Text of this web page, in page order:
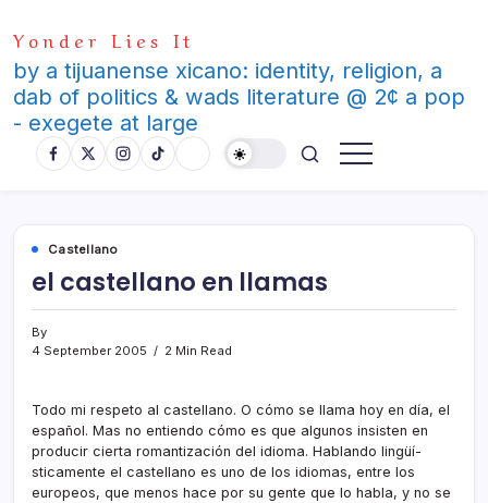
to
content
Yonder Lies It
by a tijuanense xicano: identity, religion, a
dab of politics & wads literature @ 2¢ a pop
- exegete at large
Castellano
el castellano en llamas
By
4 September 2005
2 Min Read
Todo mi respeto al castellano. O cómo se llama hoy en dí­a, el
español. Mas no entiendo cómo es que algunos insisten en
producir cierta romantización del idioma. Hablando lingüí­
sticamente el castellano es uno de los idiomas, entre los
europeos, que menos hace por su gente que lo habla, y no se